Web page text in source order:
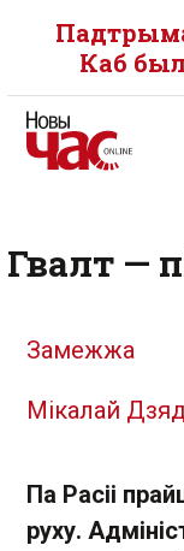
Каб
Гвалт —
Замежжа
Мікалай
Па Расіі
руху.